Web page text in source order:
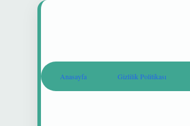
Anasayfa Gizlilik Politikası